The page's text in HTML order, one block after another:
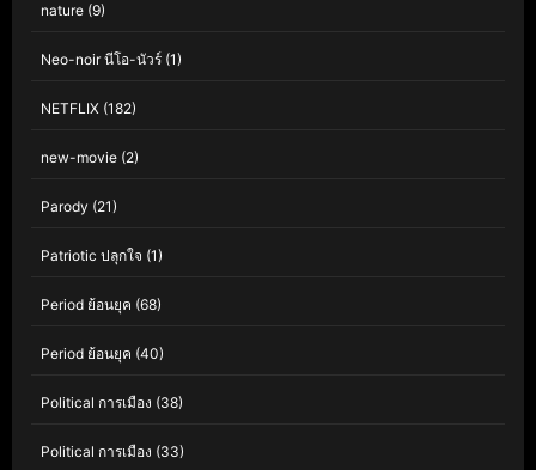
nature (9)
Neo-noir นีโอ-นัวร์ (1)
NETFLIX (182)
new-movie (2)
Parody (21)
Patriotic ปลุกใจ (1)
Period ย้อนยุค (68)
Period ย้อนยุค (40)
Political การเมือง (38)
Political การเมือง (33)